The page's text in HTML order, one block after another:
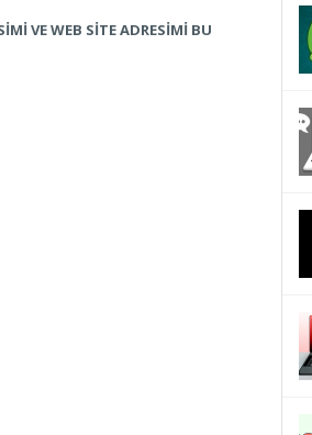
VE WEB SITE ADRESIMI BU